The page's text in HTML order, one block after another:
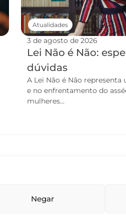
Negar
3 de agosto de 2026
Lei Não é Não:
dúvidas
A Lei Não é Não representa
e no enfrentamento do
mulheres...
Atualidades